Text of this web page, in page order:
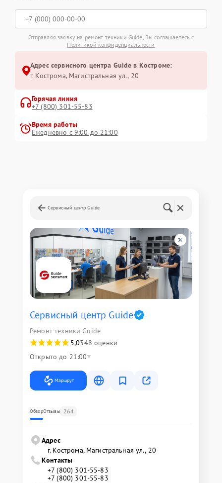
Отправляя заявку на ремонт техники Guide, Вы соглашаетесь с
Политикой конфиденциальности
Адрес сервисного центра Guide в Костроме:
г. Кострома, Магистральная ул., 20
Горячая линия
+7 (800) 301-55-83
Время работы
Ежедневно с 9:00 до 21:00
Сервисный центр Guide
Сервисный центр Guide
Ремонт техники Guide
5,0348 оценки
Открыто до 21:00
Маршрут
ОбзорОтзывы 264
Адрес
г. Кострома, Магистральная ул., 20
Контакты
+7 (800) 301-55-83
+7 (800) 301-55-83